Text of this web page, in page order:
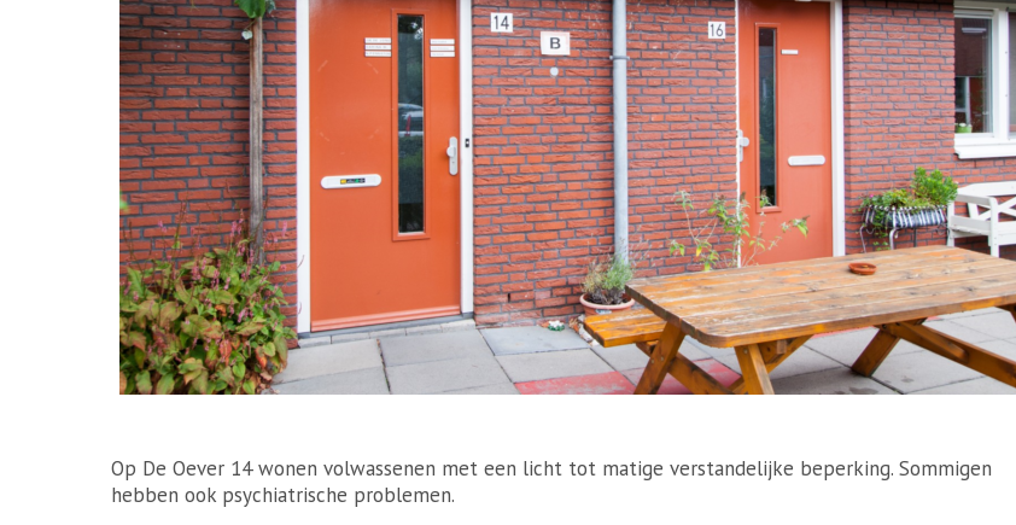
Op De Oever 14 wonen volwassenen met een licht tot matige verstandelijke beperking. Sommigen
hebben ook psychiatrische problemen.